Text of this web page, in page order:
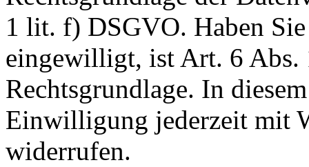
1 lit. f) DSGVO. Haben
eingewilligt, ist Art. 6
Rechtsgrundlage. In
Einwilligung jederzeit mit
widerrufen.